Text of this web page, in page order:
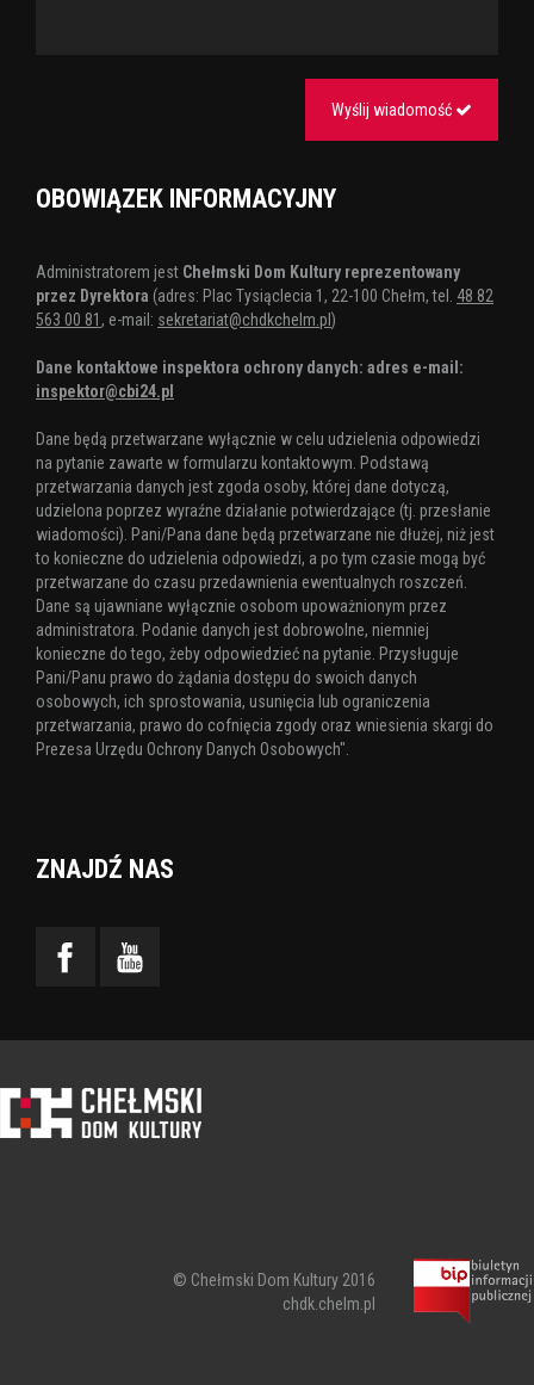
Wyślij wiadomość
OBOWIĄZEK INFORMACYJNY
Administratorem jest Chełmski Dom Kultury reprezentowany
przez Dyrektora (adres: Plac Tysiąclecia 1, 22-100 Chełm, tel. 48 82
563 00 81 , e-mail: sekretariat@chdkchelm.pl )
Dane kontaktowe inspektora ochrony danych: adres e-mail:
inspektor@cbi24.pl
Dane będą przetwarzane wyłącznie w celu udzielenia odpowiedzi
na pytanie zawarte w formularzu kontaktowym. Podstawą
przetwarzania danych jest zgoda osoby, której dane dotyczą,
udzielona poprzez wyraźne działanie potwierdzające (tj. przesłanie
wiadomości). Pani/Pana dane będą przetwarzane nie dłużej, niż jest
to konieczne do udzielenia odpowiedzi, a po tym czasie mogą być
przetwarzane do czasu przedawnienia ewentualnych roszczeń.
Dane są ujawniane wyłącznie osobom upoważnionym przez
administratora. Podanie danych jest dobrowolne, niemniej
konieczne do tego, żeby odpowiedzieć na pytanie. Przysługuje
Pani/Panu prawo do żądania dostępu do swoich danych
osobowych, ich sprostowania, usunięcia lub ograniczenia
przetwarzania, prawo do cofnięcia zgody oraz wniesienia skargi do
Prezesa Urzędu Ochrony Danych Osobowych".
ZNAJDŹ NAS
© Chełmski Dom Kultury 2016
chdk.chelm.pl